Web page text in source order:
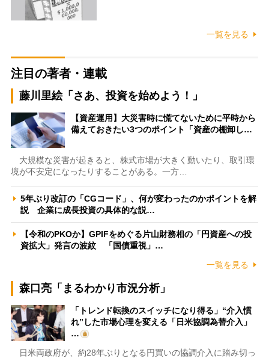
一覧を見る
注目の著者・連載
藤川里絵「さあ、投資を始めよう！」
【資産運用】大災害時に慌てないために平時から
備えておきたい3つのポイント「資産の棚卸し…
大規模な災害が起きると、株式市場が大きく動いたり、取引環
境が不安定になったりすることがある。一方…
5年ぶり改訂の「CGコード」、何が変わったのかポイントを解
説 企業に成長投資の具体的な説…
【令和のPKOか】GPIFをめぐる片山財務相の「円資産への投
資拡大」発言の波紋 「国債重視」…
一覧を見る
森口亮「まるわかり市況分析」
「トレンド転換のスイッチになり得る」“介入慣
れ”した市場心理を変える「日米協調為替介入」
…
日米両政府が、約28年ぶりとなる円買いの協調介入に踏み切っ